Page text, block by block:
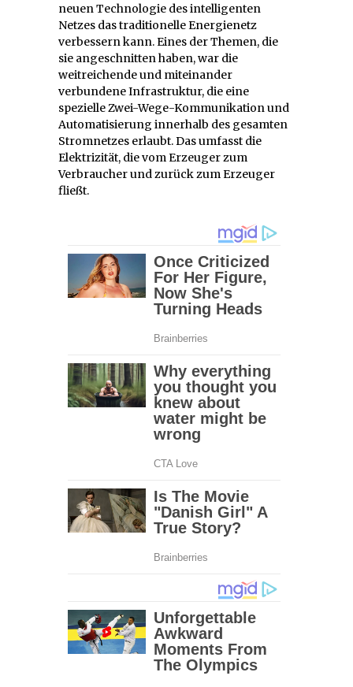
neuen Technologie des intelligenten
Netzes das traditionelle Energienetz
verbessern kann. Eines der Themen, die
sie angeschnitten haben, war die
weitreichende und miteinander
verbundene Infrastruktur, die eine
spezielle Zwei-Wege-Kommunikation und
Automatisierung innerhalb des gesamten
Stromnetzes erlaubt. Das umfasst die
Elektrizität, die vom Erzeuger zum
Verbraucher und zurück zum Erzeuger
fließt.